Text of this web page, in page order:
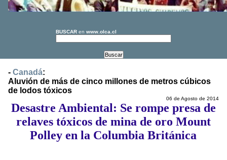
BUSCAR en www.olca.cl
- Canadá:
Aluvión de más de cinco millones de metros cúbicos
de lodos tóxicos
06 de Agosto de 2014
Desastre Ambiental: Se rompe presa de
relaves tóxicos de mina de oro Mount
Polley en la Columbia Británica